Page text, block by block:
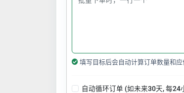
填写目标后会自动计算订单数量和应
自动循环订单 (如未来30天, 每24